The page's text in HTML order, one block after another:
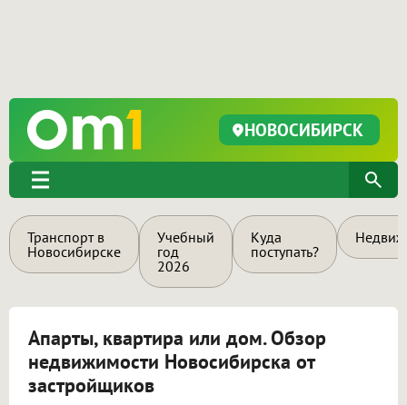
НОВОСИБИРСК
Транспорт в
Новосибирске
Учебный
год
2026
Куда
поступать?
Апарты, квартира или дом. Обзор
недвижимости Новосибирска от
застройщиков